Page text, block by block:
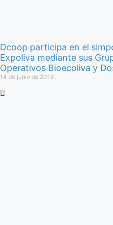
Dcoop participa en el
Expoliva mediante sus
Operativos Bioecoliva y
14 de junio de 2019